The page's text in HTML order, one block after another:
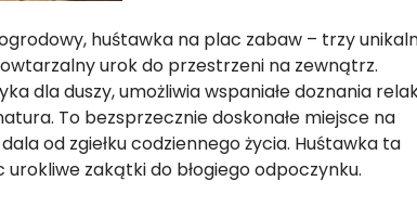
huśtawka na plac zabaw – trzy
urok do przestrzeni na zewnątrz.
dla duszy, umożliwia wspaniałe doznania
To bezsprzecznie doskonałe miejsce na
od zgiełku codziennego życia. Huśtawka ta
zakątki do błogiego odpoczynku.